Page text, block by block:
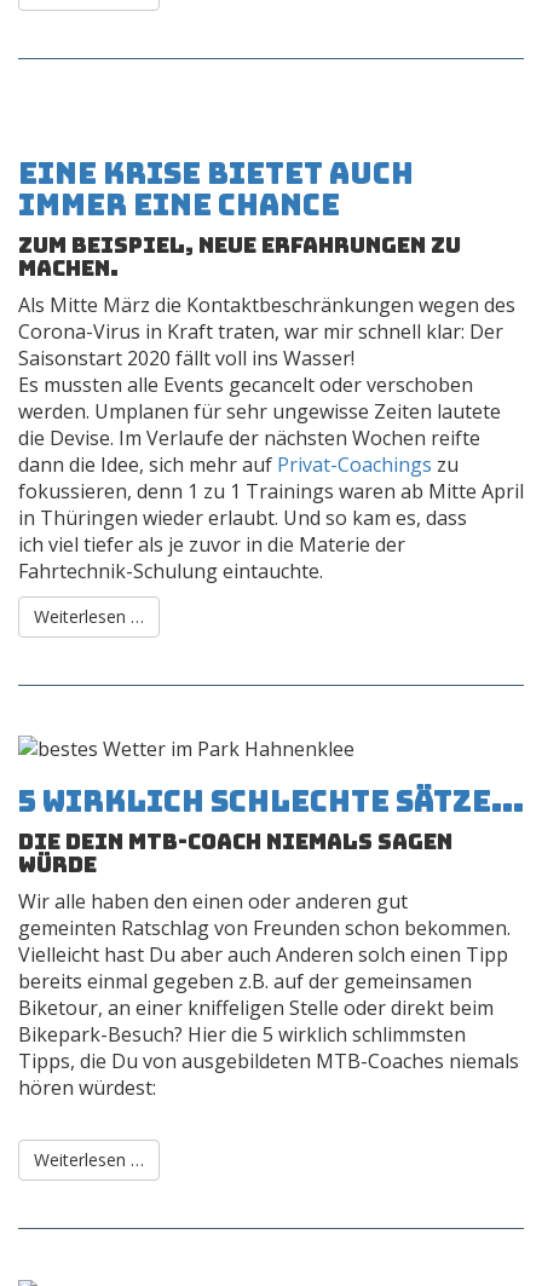
Eine Krise bietet auch
immer eine Chance
zum Beispiel, neue Erfahrungen zu
machen.
Als Mitte März die Kontaktbeschränkungen wegen des
Corona-Virus in Kraft traten, war mir schnell klar: Der
Saisonstart 2020 fällt voll ins Wasser!
Es mussten alle Events gecancelt oder verschoben
werden. Umplanen für sehr ungewisse Zeiten lautete
die Devise. Im Verlaufe der nächsten Wochen reifte
dann die Idee, sich mehr auf Privat-Coachings zu
fokussieren, denn 1 zu 1 Trainings waren ab Mitte April
in Thüringen wieder erlaubt. Und so kam es, dass
ich viel tiefer als je zuvor in die Materie der
Fahrtechnik-Schulung eintauchte.
Weiterlesen …
5 wirklich schlechte Sätze...
die Dein MTB-Coach niemals sagen
würde
Wir alle haben den einen oder anderen gut
gemeinten Ratschlag von Freunden schon bekommen.
Vielleicht hast Du aber auch Anderen solch einen Tipp
bereits einmal gegeben z.B. auf der gemeinsamen
Biketour, an einer kniffeligen Stelle oder direkt beim
Bikepark-Besuch? Hier die 5 wirklich schlimmsten
Tipps, die Du von ausgebildeten MTB-Coaches niemals
hören würdest:
Weiterlesen …